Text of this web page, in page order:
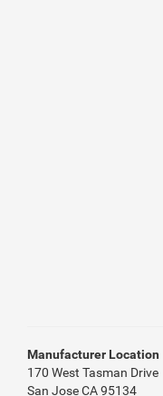
Manufacturer Location
170 West Tasman Drive
San Jose CA 95134